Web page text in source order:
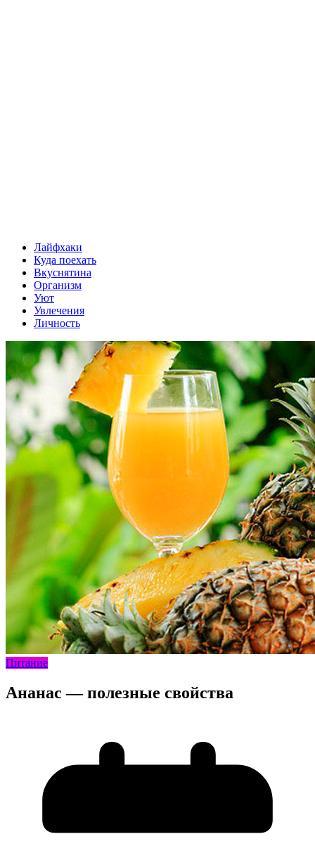
Лайфхаки
Куда поехать
Вкуснятина
Организм
Уют
Увлечения
Личность
Питание
Ананас — полезные свойства